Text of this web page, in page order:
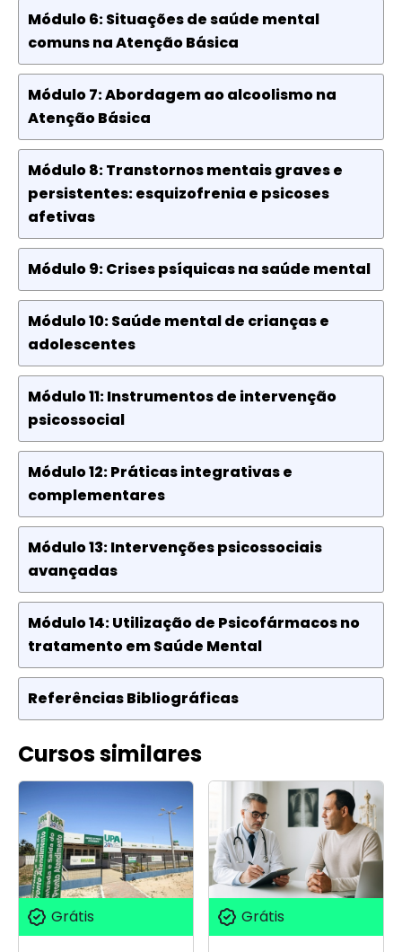
Módulo 6: Situações de saúde mental
comuns na Atenção Básica
Módulo 7: Abordagem ao alcoolismo na
Atenção Básica
Módulo 8: Transtornos mentais graves e
persistentes: esquizofrenia e psicoses
afetivas
Módulo 9: Crises psíquicas na saúde mental
Módulo 10: Saúde mental de crianças e
adolescentes
Módulo 11: Instrumentos de intervenção
psicossocial
Módulo 12: Práticas integrativas e
complementares
Módulo 13: Intervenções psicossociais
avançadas
Módulo 14: Utilização de Psicofármacos no
tratamento em Saúde Mental
Referências Bibliográficas
Cursos similares
Grátis Grátis